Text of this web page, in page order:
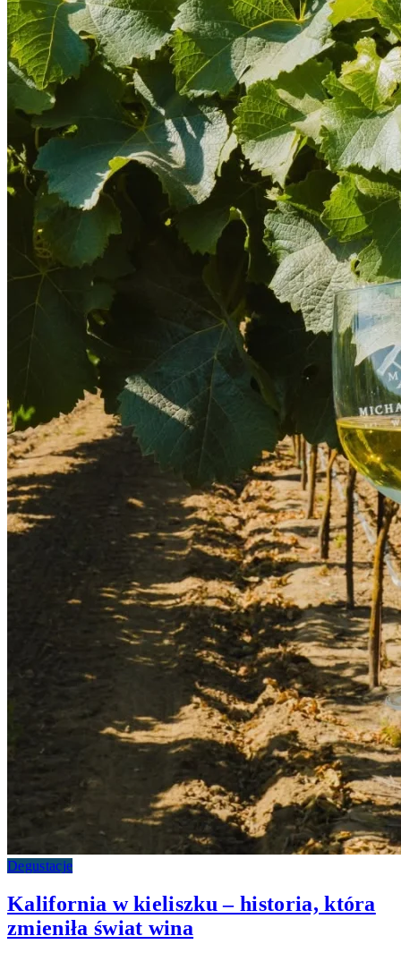
Degustacje
Kalifornia w kieliszku – historia, która
zmieniła świat wina